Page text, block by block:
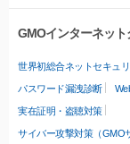
GMOインターネッ
世界初総合ネットセキュ
パスワード漏洩診断
実在証明・盗聴対策
サイバー攻撃対策（GMO